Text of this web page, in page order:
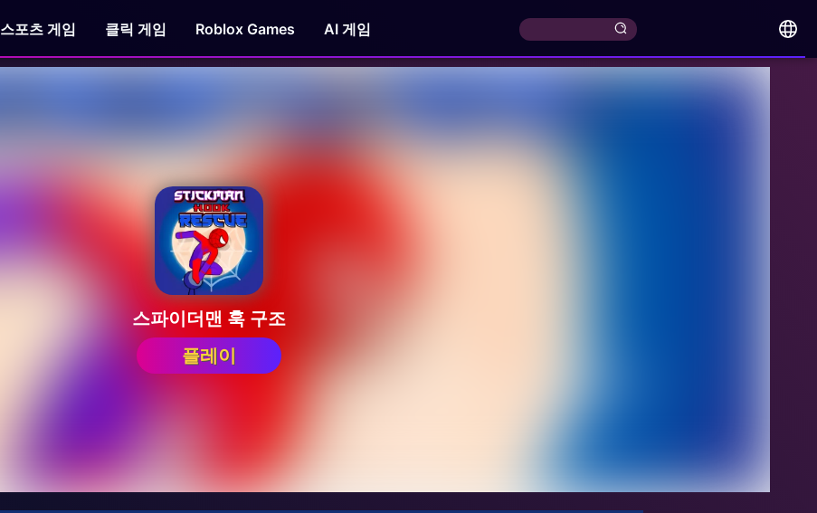
스포츠 게임 클릭 게임 Roblox Games AI 게임
스파이더맨 훅 구조
플레이